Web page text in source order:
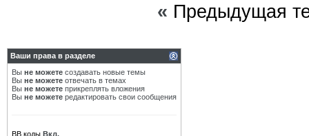
« Предыдущая
Ваши права в разделе
Вы не можете создавать новые темы
Вы не можете отвечать в темах
Вы не можете прикреплять вложения
Вы не можете редактировать свои сообщения
BB коды Вкл.